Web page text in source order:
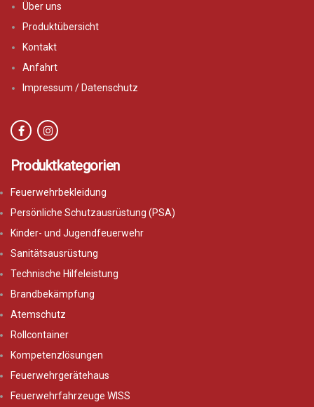
Über uns
Produktübersicht
Kontakt
Anfahrt
Impressum / Datenschutz
Produktkategorien
Feuerwehrbekleidung
Persönliche Schutzausrüstung (PSA)
Kinder- und Jugendfeuerwehr
Sanitätsausrüstung
Technische Hilfeleistung
Brandbekämpfung
Atemschutz
Rollcontainer
Kompetenzlösungen
Feuerwehrgerätehaus
Feuerwehrfahrzeuge WISS